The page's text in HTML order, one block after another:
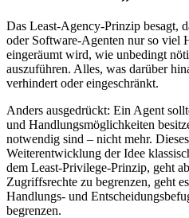
Das Least-Agency-Prinzip besagt,
oder Software-Agenten nur so viel
eingeräumt wird, wie unbedingt
auszuführen. Alles, was darüber
verhindert oder eingeschränkt.
Anders ausgedrückt: Ein Agent
und Handlungsmöglichkeiten
notwendig sind – nicht mehr.
Weiterentwicklung der Idee
dem Least-Privilege-Prinzip, geht
Zugriffsrechte zu begrenzen, geht
Handlungs- und
begrenzen.